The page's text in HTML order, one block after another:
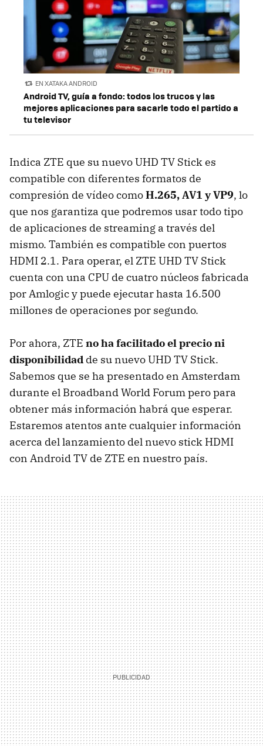
EN XATAKA ANDROID
Android TV, guía a fondo: todos los trucos y las
mejores aplicaciones para sacarle todo el partido a
tu televisor
Indica ZTE que su nuevo UHD TV Stick es
compatible con diferentes formatos de
compresión de vídeo comoH.265, AV1 y VP9, lo
que nos garantiza que podremos usar todo tipo
de aplicaciones de streaming a través del
mismo. También es compatible con puertos
HDMI 2.1. Para operar, el ZTE UHD TV Stick
cuenta con una CPU de cuatro núcleos fabricada
por Amlogic y puede ejecutar hasta 16.500
millones de operaciones por segundo.
Por ahora, ZTE no ha facilitado el precio ni
disponibilidad de su nuevo UHD TV Stick.
Sabemos que se ha presentado en Amsterdam
durante el Broadband World Forum pero para
obtener más información habrá que esperar.
Estaremos atentos ante cualquier información
acerca del lanzamiento del nuevo stick HDMI
con Android TV de ZTE en nuestro país.